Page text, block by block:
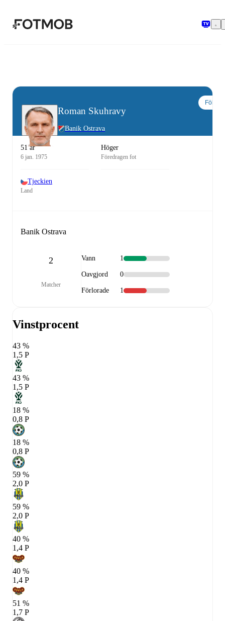
Roman Skuhravy
Banik Ostrava
Följ
51 år
6 jan. 1975
Höger
Föredragen fot
Tjeckien
Land
Banik Ostrava
2
Matcher
Vann 1
Oavgjord 0
Förlorade 1
Vinstprocent
43 %
1,5 P
43 %
1,5 P
18 %
0,8 P
18 %
0,8 P
59 %
2,0 P
59 %
2,0 P
40 %
1,4 P
40 %
1,4 P
51 %
1,7 P